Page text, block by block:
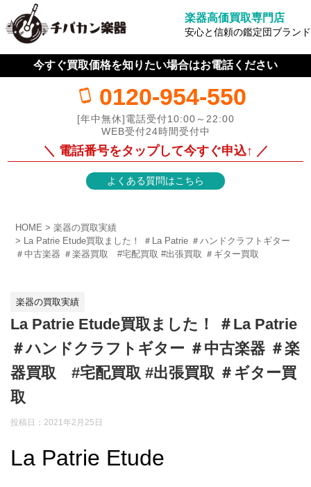
楽器高価買取専門店
安心と信頼の鑑定団ブランド
今すぐ買取価格を知りたい場合はお電話ください
0120-954-550
[年中無休]電話受付10:00～22:00
WEB受付24時間受付中
＼ 電話番号をタップして今すぐ申込↑ ／
よくある質問はこちら
HOME
楽器の買取実績
La Patrie Etude買取ました！ ＃La Patrie ＃ハンドクラフトギター
＃中古楽器 ＃楽器買取 #宅配買取 #出張買取 ＃ギター買取
楽器の買取実績
La Patrie Etude買取ました！ ＃La Patrie
＃ハンドクラフトギター ＃中古楽器 ＃楽
器買取 #宅配買取 #出張買取 ＃ギター買
取
投稿日： 2021年2月25日
La Patrie Etude